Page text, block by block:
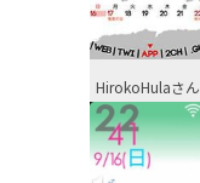
HirokoHulaさん